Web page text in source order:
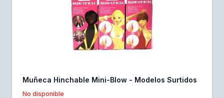
Muñeca Hinchable Mini-Blow - Modelos Surtidos
No disponible